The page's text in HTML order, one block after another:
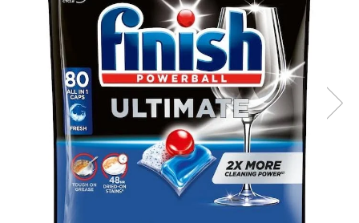
Detergent Rufe
Detergent Capsule
Detergent Pudra Automat
Detergent Lichid
Detergent Pudra Manual
Detergent Lichid Gel
Inalbitor Rufe
Intretinere Masina de Spalat Rufe
Servetele Captare Culori